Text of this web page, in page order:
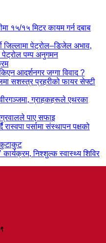
१५/१५ मिटर कायम गर्न दबाब
जिल्लामा पेट्रोल–डिजेल अभाव,
पेट्रोल पम्प अनुगमन
आदर्शनगर जग्गा विवाद ?
सशस्त्र प्रहरीको फायर सेफ्टी
ग्राहकहरूले एथरका
पाए सफाइ
पर्सामा संस्थापन पक्षको
कुटाकुट
निश्शुल्क स्वास्थ्य शिविर